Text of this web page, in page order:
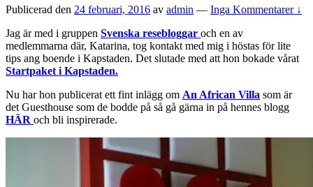
Publicerad den 24 februari, 2016 av admin — Inga Kommentarer ↓
Jag är med i gruppen Svenska resebloggar och en av
medlemmarna där, Katarina, tog kontakt med mig i höstas för lite
tips ang boende i Kapstaden. Det slutade med att hon bokade vårat
Startpaket i Kapstaden.
Nu har hon publicerat ett fint inlägg om An African Villa som är
det Guesthouse som de bodde på så gå gärna in på hennes blogg
HÄR och bli inspirerade.